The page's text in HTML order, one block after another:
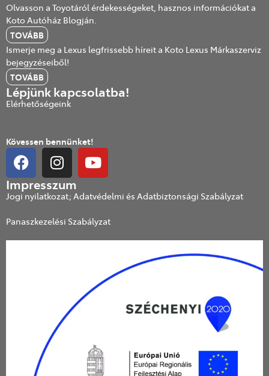
Olvasson a Toyotáról érdekességeket, hasznos információkat a
Koto Autóház Blogján.
TOVÁBB
Ismerje meg a Lexus legfrissebb híreit a Koto Lexus Márkaszerviz
bejegyzéseiből!
TOVÁBB
Lépjünk kapcsolatba!
Elérhetőségeink
Kövessen bennünket!
Impresszum
Jogi nyilatkozat; Adatvédelmi és Adatbiztonsági Szabályzat
Panaszkezelési Szabályzat